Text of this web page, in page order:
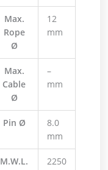
Max.
Rope
Ø
12
mm
Max.
Cable
Ø
–
mm
Pin Ø
8.0
mm
M.W.L.
2250